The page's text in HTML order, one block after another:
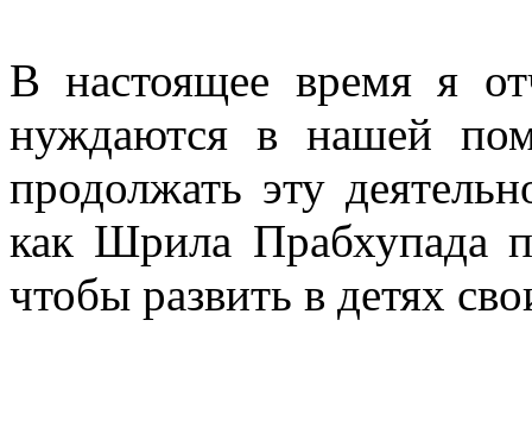
В настоящее время я
нуждаются в нашей
продолжать эту
как Шрила Прабхупада
чтобы развить в детях